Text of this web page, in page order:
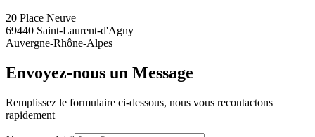
20 Place Neuve
69440 Saint-Laurent-d'Agny
Auvergne-Rhône-Alpes
Envoyez-nous un Message
Remplissez le formulaire ci-dessous, nous vous recontactons
rapidement